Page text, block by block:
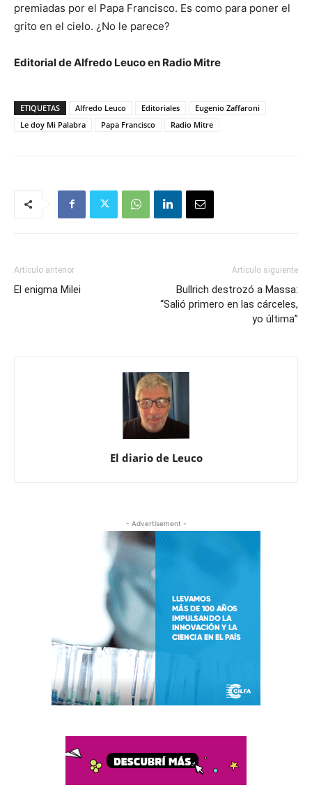
premiadas por el Papa Francisco. Es como para poner el
grito en el cielo. ¿No le parece?
Editorial de Alfredo Leuco en Radio Mitre
ETIQUETAS Alfredo Leuco Editoriales
Eugenio Zaffaroni
Le doy Mi Palabra
Papa Francisco Radio Mitre
Artículo anterior
El enigma Milei
Artículo siguiente
Bullrich destrozó a Massa:
“Salió primero en las cárceles,
yo última”
El diario de Leuco
- Advertisement -